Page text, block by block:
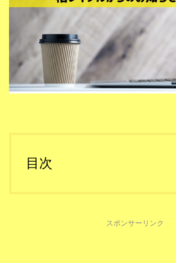
目次
スポンサーリンク